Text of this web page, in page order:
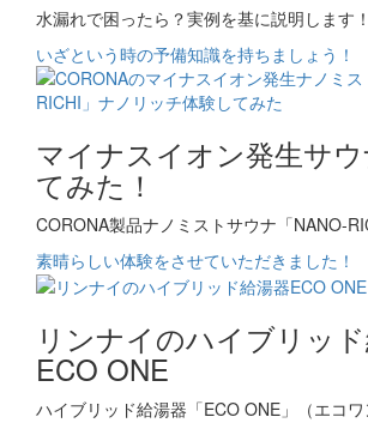
水漏れで困ったら？実例を基に説明します！
いざという時の予備知識を持ちましょう！
マイナスイオン発生サ
てみた！
CORONA製品ナノミストサウナ「NANO-
素晴らしい体験をさせていただきました！
リンナイのハイブリッ
ECO ONE
ハイブリッド給湯器「ECO ONE」（エコワ